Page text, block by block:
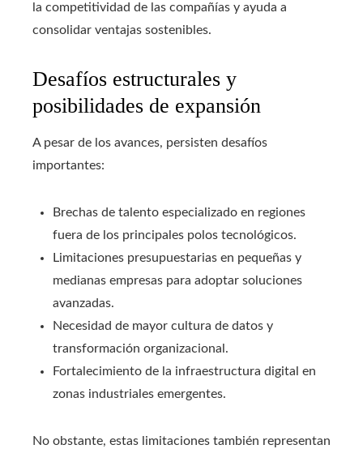
la competitividad de las compañías y ayuda a
consolidar ventajas sostenibles.
Desafíos estructurales y
posibilidades de expansión
A pesar de los avances, persisten desafíos
importantes:
Brechas de talento especializado en regiones
fuera de los principales polos tecnológicos.
Limitaciones presupuestarias en pequeñas y
medianas empresas para adoptar soluciones
avanzadas.
Necesidad de mayor cultura de datos y
transformación organizacional.
Fortalecimiento de la infraestructura digital en
zonas industriales emergentes.
No obstante, estas limitaciones también representan